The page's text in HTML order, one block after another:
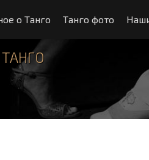
о Танго Танго фото